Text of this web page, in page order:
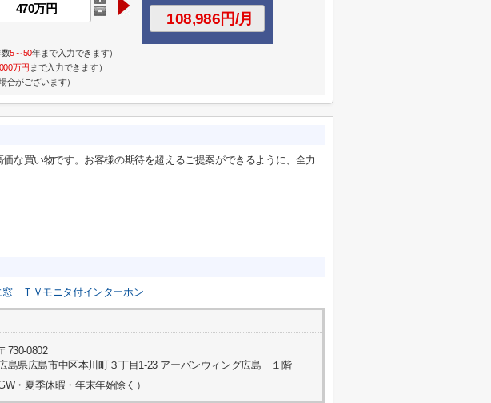
5～50年まで入力できます）
万円 まで入力できます）
合がございます）
な買い物です。お客様の期待を超えるご提案ができるように、全力
窓 ＴＶモニタ付インターホン
730-0802
島県広島市中区本川町３丁目1-23 アーバンウィング広島 １階
・夏季休暇・年末年始除く）